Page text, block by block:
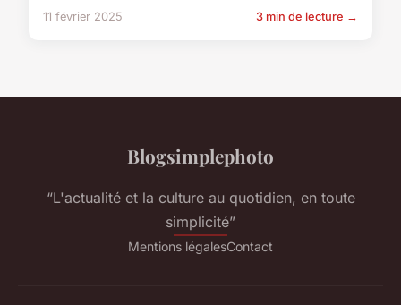
11 février 2025 3 min de lecture →
Blogsimplephoto
“L'actualité et la culture au quotidien, en toute
simplicité”
Mentions légalesContact